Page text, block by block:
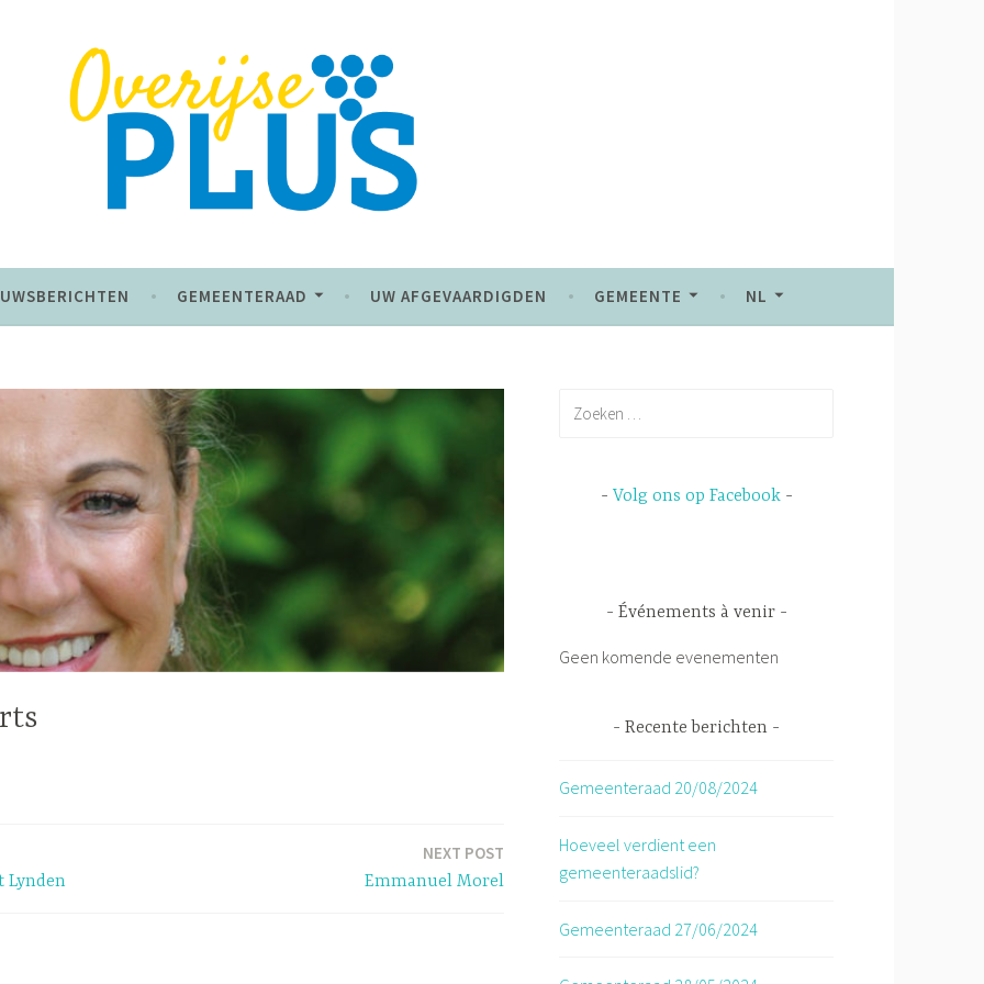
GEMEENTERAAD UW AFGEVAARDIGDEN GEMEENTE NL
Lynden
NEXT POST
Emmanuel Morel
Volg ons op Facebook
Événements à venir
Geen komende evenementen
Recente berichten
Gemeenteraad 20/08/2024
Hoeveel verdient een
gemeenteraadslid?
Gemeenteraad 27/06/2024